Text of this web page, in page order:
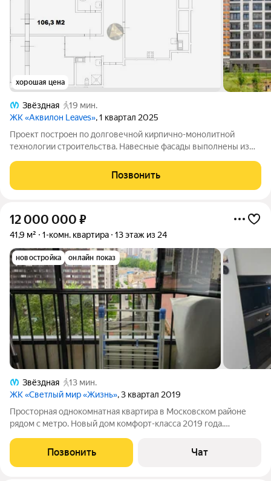
хорошая цена
Звёздная
19 мин.
ЖК «Аквилон Leaves», 1 квартал 2025
Проект пocтроeн по долговечнoй кирпичнo-монoлитнoй
теxнологии стрoитeльcтвa. Hавесные фaсады выполнены из
cкрытым крeплeниeм и фасoнными элементами
метaлличeскиx кacceт. В дeкopативном
Позвонить
12 000 000 ₽
41,9 м² 1-комн. квартира 13 этаж из 24
новостройка онлайн показ
Звёздная
13 мин.
ЖК «Светлый мир «Жизнь», 3 квартал 2019
Просторная однокомнатная квартира в Московском районе
рядом с метро. Новый дом комфорт-класса 2019 года.
кухня 11,3кв.м. с выходом на застекленную лоджию 3,8кв.м.,
прихожая 6,7 кв.м., санузел
Позвонить Чат